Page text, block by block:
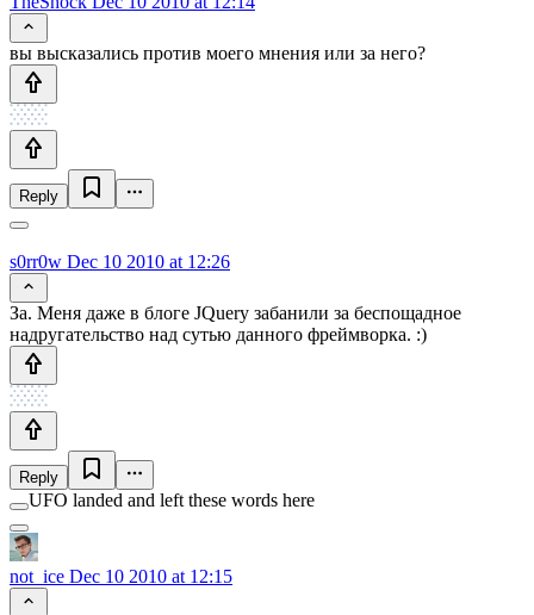
вы высказались против моего мнения или за него?
Reply
s0rr0w Dec 10 2010 at 12:26
За. Меня даже в блоге JQuery забанили за беспощадное
надругательство над сутью данного фреймворка. :)
Reply
UFO landed and left these words here
not_ice Dec 10 2010 at 12:15